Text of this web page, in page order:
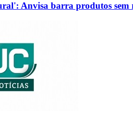
Anvisa barra produtos sem